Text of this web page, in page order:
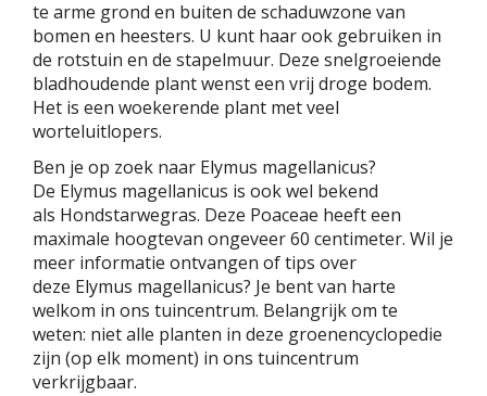
te arme grond en buiten de schaduwzone van
bomen en heesters. U kunt haar ook gebruiken in
de rotstuin en de stapelmuur. Deze snelgroeiende
bladhoudende plant wenst een vrij droge bodem.
Het is een woekerende plant met veel
worteluitlopers.
Ben je op zoek naar Elymus magellanicus?
De Elymus magellanicus is ook wel bekend
als Hondstarwegras. Deze Poaceae heeft een
maximale hoogtevan ongeveer 60 centimeter. Wil je
meer informatie ontvangen of tips over
deze Elymus magellanicus? Je bent van harte
welkom in ons tuincentrum. Belangrijk om te
weten: niet alle planten in deze groenencyclopedie
zijn (op elk moment) in ons tuincentrum
verkrijgbaar.